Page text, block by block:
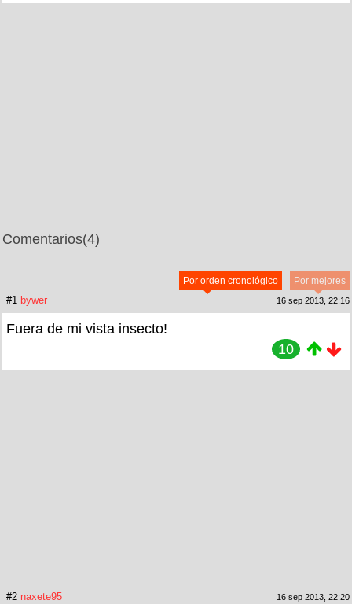
Comentarios(4)
Por mejores
Por orden cronológico
#1 bywer 16 sep 2013, 22:16
Fuera de mi vista insecto!
10
#2 naxete95 16 sep 2013, 22:20